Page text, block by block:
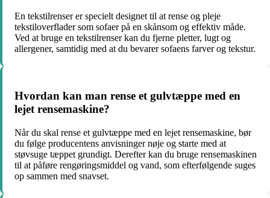
En tekstilrenser er specielt designet til at rense og pleje
tekstiloverflader som sofaer på en skånsom og effektiv måde.
Ved at bruge en tekstilrenser kan du fjerne pletter, lugt og
allergener, samtidig med at du bevarer sofaens farver og tekstur.
Hvordan kan man rense et gulvtæppe med en
lejet rensemaskine?
Når du skal rense et gulvtæppe med en lejet rensemaskine, bør
du følge producentens anvisninger nøje og starte med at
støvsuge tæppet grundigt. Derefter kan du bruge rensemaskinen
til at påføre rengøringsmiddel og vand, som efterfølgende suges
op sammen med snavset.